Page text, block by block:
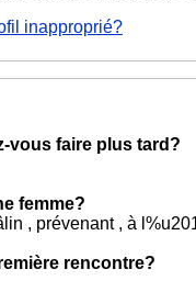
inapproprié?
vous faire plus tard?
femme?
, prévenant , à
rencontre?